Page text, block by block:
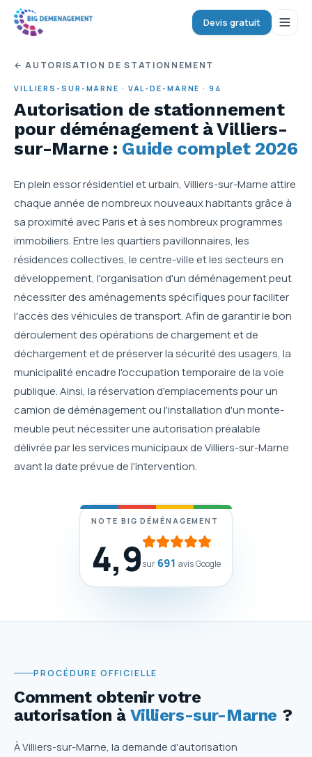
Devis gratuit
← AUTORISATION DE STATIONNEMENT
VILLIERS-SUR-MARNE · VAL-DE-MARNE ·94
Autorisation de stationnement
pour déménagement à Villiers-
sur-Marne: Guide complet 2026
En plein essor résidentiel et urbain, Villiers-sur-Marne attire
chaque année de nombreux nouveaux habitants grâce à
sa proximité avec Paris et à ses nombreux programmes
immobiliers. Entre les quartiers pavillonnaires, les
résidences collectives, le centre-ville et les secteurs en
développement, l'organisation d'un déménagement peut
nécessiter des aménagements spécifiques pour faciliter
l'accès des véhicules de transport. Afin de garantir le bon
déroulement des opérations de chargement et de
déchargement et de préserver la sécurité des usagers, la
municipalité encadre l'occupation temporaire de la voie
publique. Ainsi, la réservation d'emplacements pour un
camion de déménagement ou l'installation d'un monte-
meuble peut nécessiter une autorisation préalable
délivrée par les services municipaux de Villiers-sur-Marne
avant la date prévue de l'intervention.
NOTE BIG DÉMÉNAGEMENT
4,9sur691 avis Google
PROCÉDURE OFFICIELLE
Comment obtenir votre
autorisation à Villiers-sur-Marne ?
À Villiers-sur-Marne, la demande d'autorisation